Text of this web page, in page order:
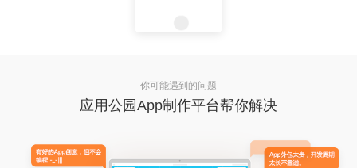
你可能遇到的问题
应用公园App制作平台帮你解决